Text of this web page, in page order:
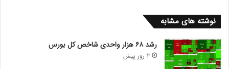
نوشته های مشابه
رشد ۶۸ هزار واحدی شاخص کل بورس
3 روز پیش